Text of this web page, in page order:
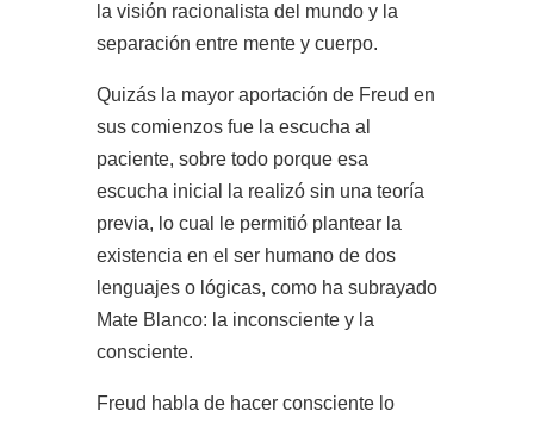
la visión racionalista del mundo y la
separación entre mente y cuerpo.
Quizás la mayor aportación de Freud en
sus comienzos fue la escucha al
paciente, sobre todo porque esa
escucha inicial la realizó sin una teoría
previa, lo cual le permitió plantear la
existencia en el ser humano de dos
lenguajes o lógicas, como ha subrayado
Mate Blanco: la inconsciente y la
consciente.
Freud habla de hacer consciente lo